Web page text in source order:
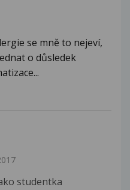
se mně to nejeví,
o důsledek
studentka